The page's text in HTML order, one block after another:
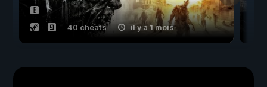
40 cheats il y a 1 mois